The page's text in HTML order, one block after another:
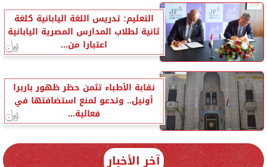
التعليم: تدريس اللغة اليابانية كلغة
ثانية لطلاب المدارس المصرية اليابانية
اعتبارا من...
نقابة الأطباء تثمن حظر ظهور باربرا
أونيل.. وتدعو لمنع استضافتها في
فعالية...
آخر الأخبار